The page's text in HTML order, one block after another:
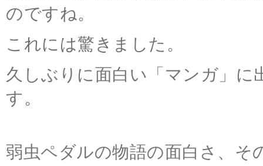
のですね。
これには驚きました。
久しぶりに面白い「マンガ」
す。
弱虫ペダルの物語の面白さ、そ